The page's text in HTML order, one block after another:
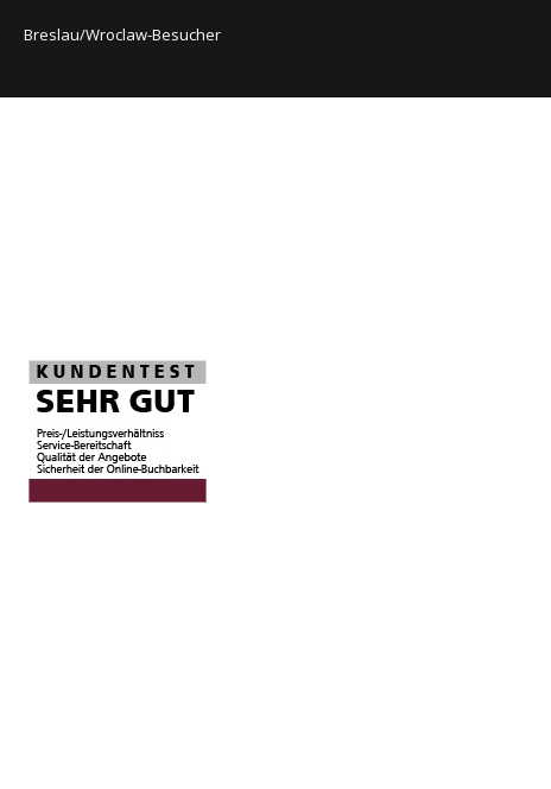
Breslau/Wroclaw-Besucher